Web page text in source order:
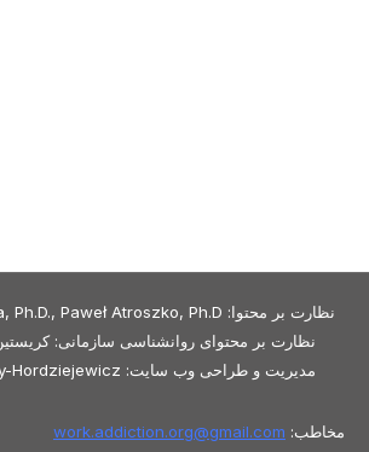
نظارت بر محتوا: Edyta Charzyńska, Ph.D., Paweł Atroszko, Ph.D.
نظارت بر محتوای روانشناسی سازمانی:
مدیریت و طراحی وب سایت: Natalia Woropay-Hordziejewicz
مخاطب: work.addiction.org@gmail.com